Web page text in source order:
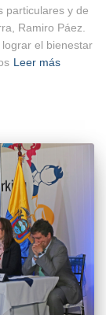
particulares y de
Ramiro Páez.
el bienestar
Leer más